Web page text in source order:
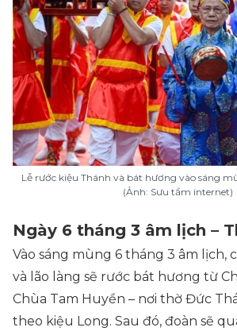
Lễ rước kiệu Thánh và bát hương vào sáng
(Ảnh: Sưu tầm internet)
Ngày 6 tháng 3 âm lịch –
Vào sáng mùng 6 tháng 3 âm lịch,
và lão làng sẽ rước bát hương từ
Chùa Tam Huyền – nơi thờ Đức
theo kiệu Long. Sau đó, đoàn sẽ